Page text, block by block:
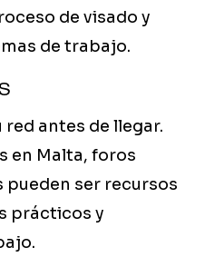
de visado y
de trabajo.
antes de llegar.
en Malta, foros
pueden ser recursos
prácticos y